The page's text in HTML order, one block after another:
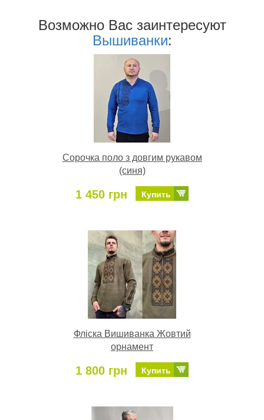
Возможно Ваc заинтересуют
Вышиванки:
Сорочка поло з довгим рукавом
(синя)
1 450 грн Купить
Фліска Вишиванка Жовтий
орнамент
1 800 грн Купить